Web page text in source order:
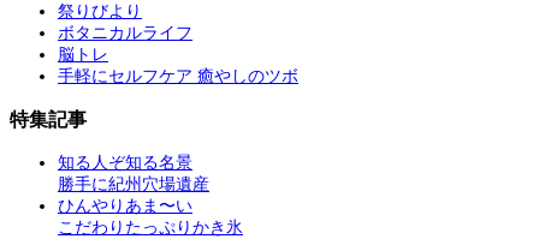
祭りびより
ボタニカルライフ
脳トレ
手軽にセルフケア 癒やしのツボ
特集記事
知る人ぞ知る名景
勝手に紀州穴場遺産
ひんやりあま〜い
こだわりたっぷりかき氷